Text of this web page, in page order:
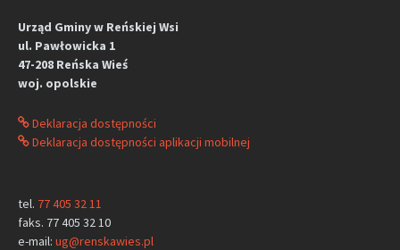
Urząd Gminy w Reńskiej Wsi
ul. Pawłowicka 1
47-208 Reńska Wieś
woj. opolskie
Deklaracja dostępności
Deklaracja dostępności aplikacji mobilnej
tel. 77 405 32 11
faks. 77 405 32 10
e-mail: ug@renskawies.pl